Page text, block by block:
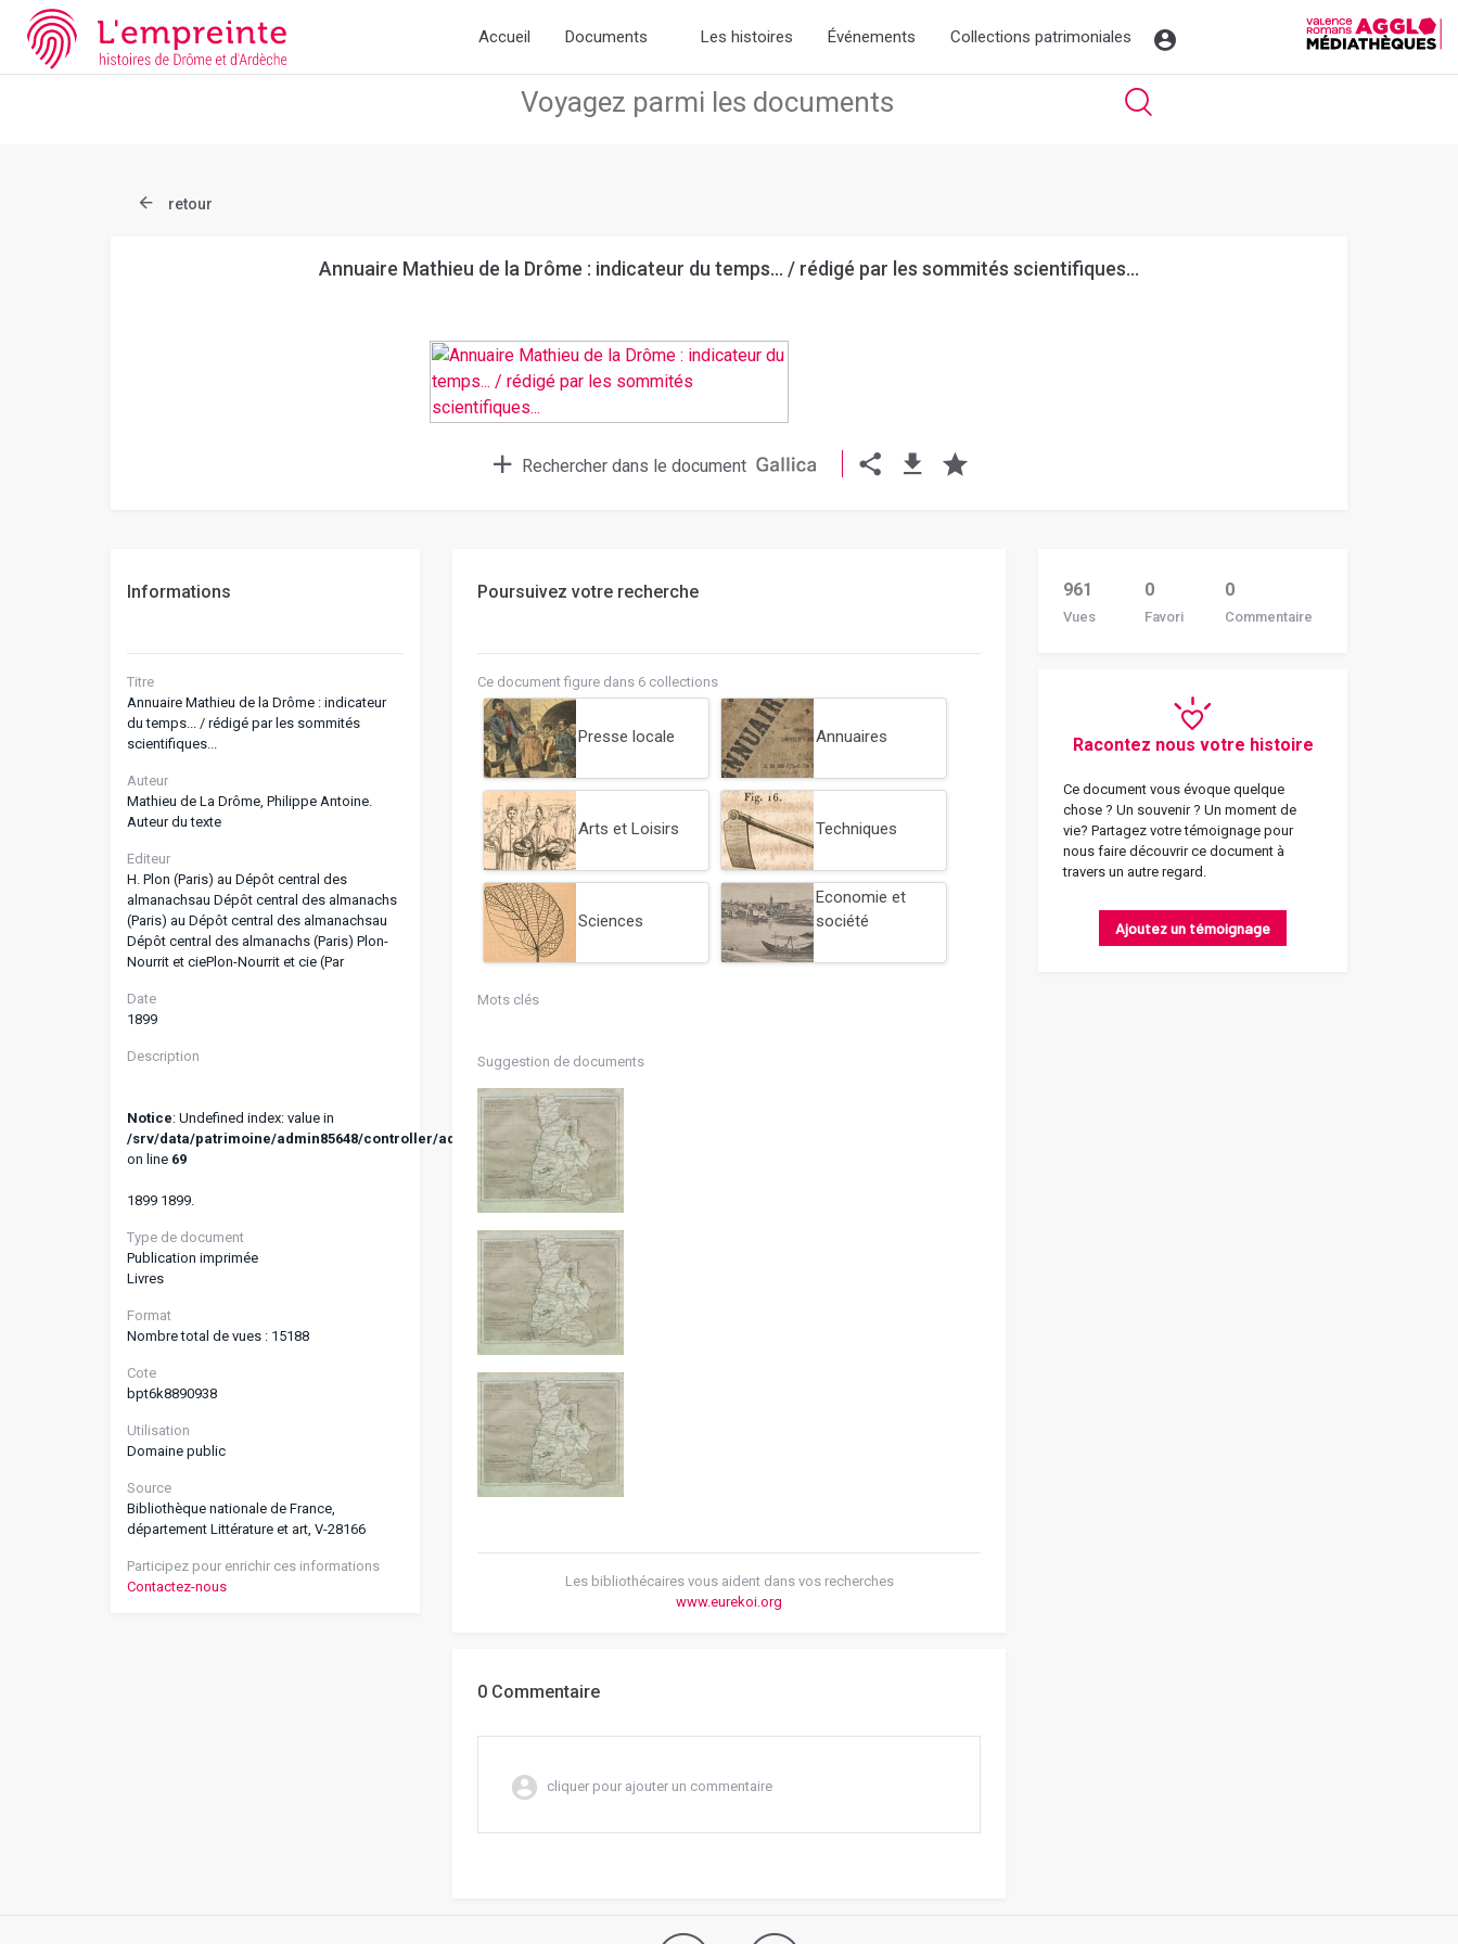
Array ( [slug] => document [ref] => bpt6k8890938 )
Accueil Documents Les histoires Événements Collections patrimoniales
retour
Annuaire Mathieu de la Drôme : indicateur du temps... / rédigé par les sommités scientifiques...
Rechercher dans le document
Informations
Titre
Annuaire Mathieu de la Drôme : indicateur
du temps... / rédigé par les sommités
scientifiques...
Auteur
Mathieu de La Drôme, Philippe Antoine.
Auteur du texte
Editeur
H. Plon (Paris) au Dépôt central des
almanachsau Dépôt central des almanachs
(Paris) au Dépôt central des almanachsau
Dépôt central des almanachs (Paris) Plon-
Nourrit et ciePlon-Nourrit et cie (Par
Date
1899
Description
Notice: Undefined index: value in
/srv/data/patrimoine/admin85648/controller/addoai.php
on line 69
1899 1899.
Type de document
Publication imprimée
Livres
Format
Nombre total de vues : 15188
Cote
bpt6k8890938
Utilisation
Domaine public
Source
Bibliothèque nationale de France,
département Littérature et art, V-28166
Participez pour enrichir ces informations
Contactez-nous
Poursuivez votre recherche
Ce document figure dans 6 collections
Presse locale Annuaires
Arts et Loisirs Techniques
Sciences
Economie et
société
Mots clés
Suggestion de documents
Les bibliothécaires vous aident dans vos recherches
www.eurekoi.org
0 Commentaire
cliquer pour ajouter un commentaire
961
Vues
0
Favori
0
Commentaire
Racontez nous votre histoire
Ce document vous évoque quelque
chose ? Un souvenir ? Un moment de
vie? Partagez votre témoignage pour
nous faire découvrir ce document à
travers un autre regard.
Ajoutez un témoignage